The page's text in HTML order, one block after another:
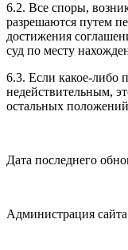
6.2. Все споры,
разрешаются путем
достижения
суд по месту
6.3. Если какое-либо
недействительным,
остальных
Дата последнего
Администрация сайта